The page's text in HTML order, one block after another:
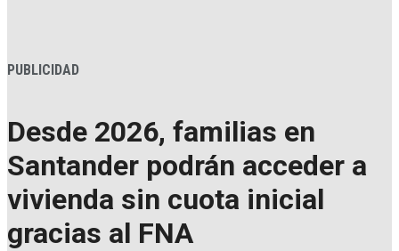
PUBLICIDAD
Desde 2026, familias en
Santander podrán acceder a
vivienda sin cuota inicial
gracias al FNA